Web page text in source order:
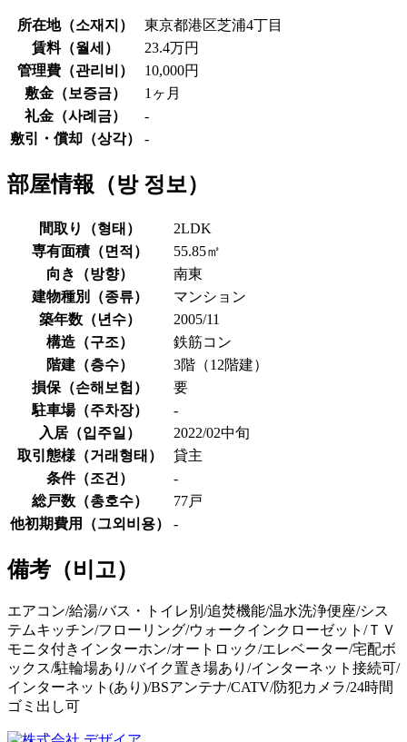
所在地（소재지 ）
東京都港区芝浦4丁目
賃料（월세 ）
23.4万円
管理費（관리비 ）
10,000円
敷金（보증금）
1ヶ月
礼金（사례금）
-
敷引・償却（상각） -
部屋情報（방 정보）
間取り（형태 ）
2LDK
専有面積（면적 ）
55.85㎡
向き（방향）
南東
建物種別（종류）
マンション
築年数（년수）
2005/11
構造（구조）
鉄筋コン
階建（층수）
3階（12階建）
損保（손해보험 ）
要
駐車場（주차장）
-
入居（입주일 ）
2022/02中旬
取引態様（거래형태 ）
貸主
条件（조건 ）
-
総戸数（총호수）
77戸
他初期費用（그외비용） -
備考（비고）
エアコン/給湯/バス・トイレ別/追焚機能/温水洗浄便座/シス
テムキッチン/フローリング/ウォークインクローゼット/ＴＶ
モニタ付きインターホン/オートロック/エレベーター/宅配ボ
ックス/駐輪場あり/バイク置き場あり/インターネット接続可/
インターネット(あり)/BSアンテナ/CATV/防犯カメラ/24時間
ゴミ出し可